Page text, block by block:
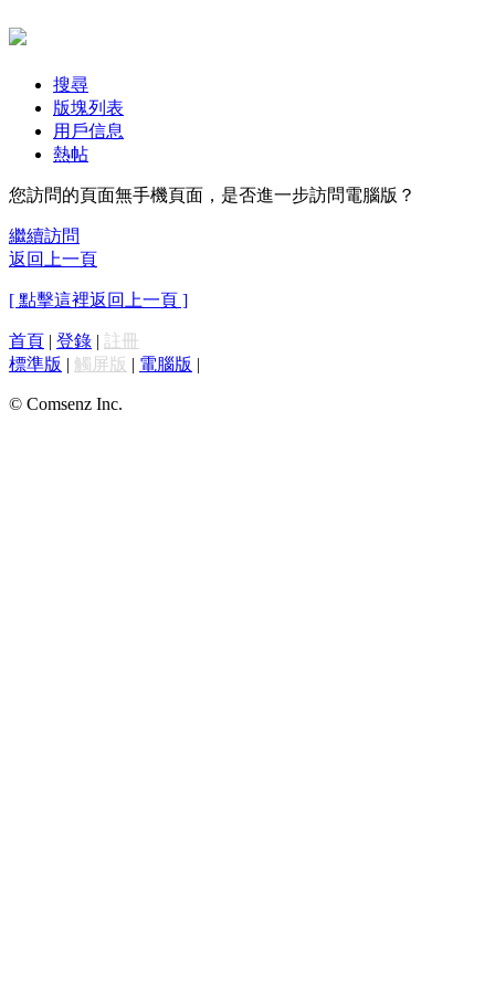
搜尋
版塊列表
用戶信息
熱帖
您訪問的頁面無手機頁面，是否進一步訪問電腦版？
繼續訪問
返回上一頁
[ 點擊這裡返回上一頁 ]
首頁 | 登錄 | 註冊
標準版 | 觸屏版 | 電腦版 |
© Comsenz Inc.